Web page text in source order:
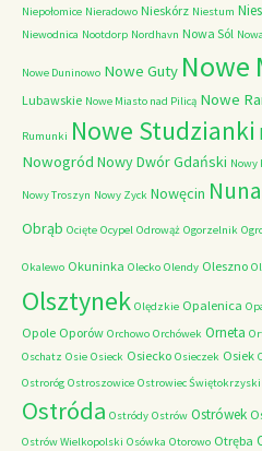
Niepołomice Nieradowo Nieskórz Niestum
Niewodnica Nootdorp Nordhavn Nowa Sól
Nowe Duninowo Nowe Guty Nowe
Lubawskie Nowe Miasto nad Pilicą Nowe
Rumunki Nowe Studzianki
Nowogród Nowy Dwór Gdański Nowy
Nowy Troszyn Nowy Zyck Nowęcin Nuna
Obrąb Ocięte Ocypel Odrowąż Ogorzelnik
Okalewo Okuninka Olecko Olendy Oleszno
Olsztynek Olędzkie Opalenica
Opole Oporów Orchowo Orchówek Orneta
Oschatz Osie Osieck Osiecko Osieczek Osiek
Ostroróg Ostroszowice Ostrowiec Świętokrzyski
Ostróda Ostródy Ostrów Ostrówek
Ostrów Wielkopolski Osówka Otorowo Otręba